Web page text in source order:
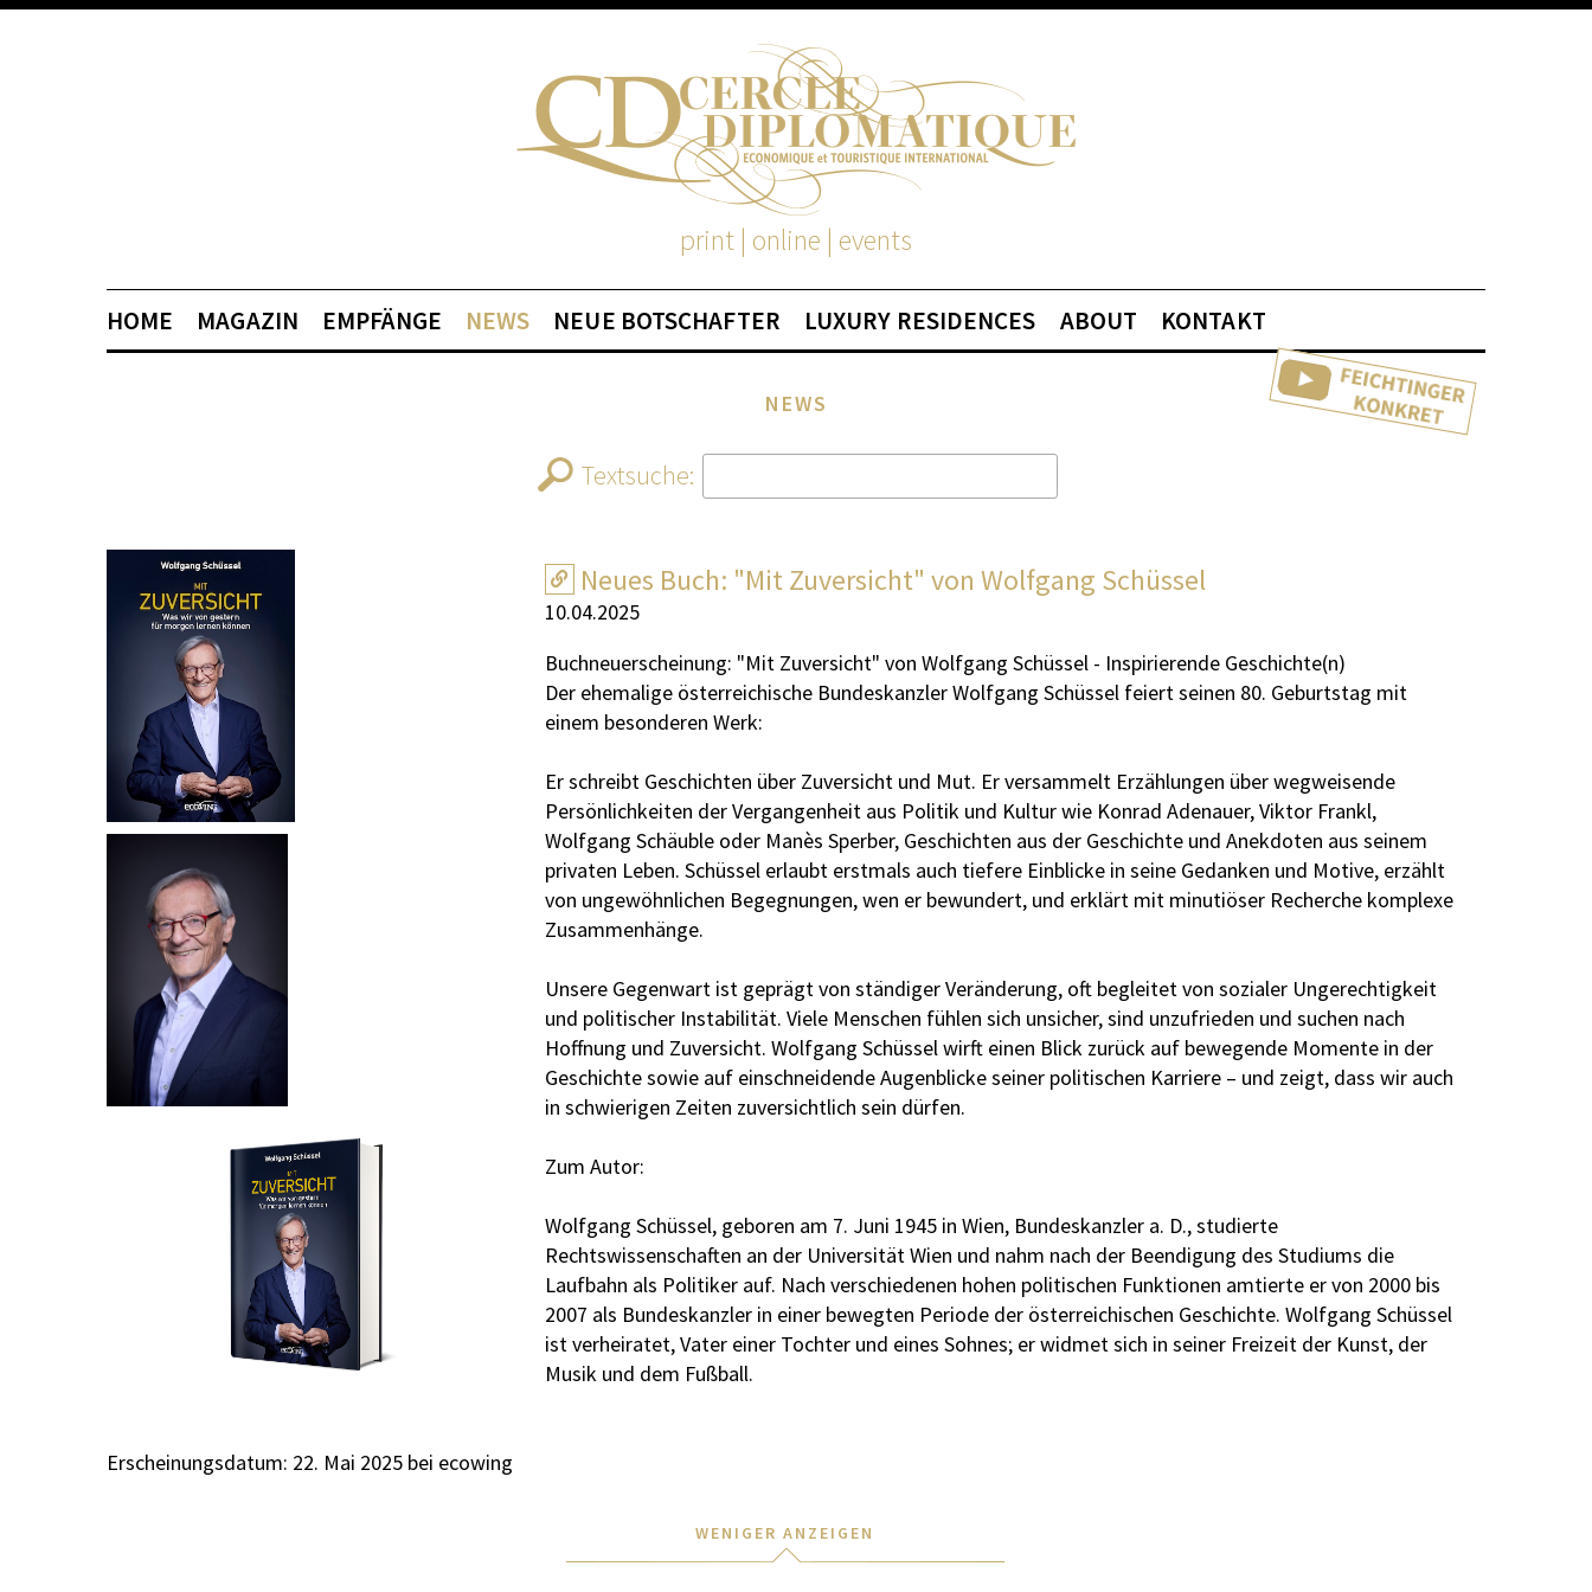
print | online | events
HOME MAGAZIN EMPFÄNGE NEWS NEUE BOTSCHAFTER LUXURY RESIDENCES ABOUT KONTAKT
NEWS
Textsuche:
Neues Buch: "Mit Zuversicht" von Wolfgang Schüssel
10.04.2025
Buchneuerscheinung: "Mit Zuversicht" von Wolfgang Schüssel - Inspirierende Geschichte(n)
Der ehemalige österreichische Bundeskanzler Wolfgang Schüssel feiert seinen 80. Geburtstag mit
einem besonderen Werk:
Er schreibt Geschichten über Zuversicht und Mut. Er versammelt Erzählungen über wegweisende
Persönlichkeiten der Vergangenheit aus Politik und Kultur wie Konrad Adenauer, Viktor Frankl,
Wolfgang Schäuble oder Manès Sperber, Geschichten aus der Geschichte und Anekdoten aus seinem
privaten Leben. Schüssel erlaubt erstmals auch tiefere Einblicke in seine Gedanken und Motive, erzählt
von ungewöhnlichen Begegnungen, wen er bewundert, und erklärt mit minutiöser Recherche komplexe
Zusammenhänge.
Unsere Gegenwart ist geprägt von ständiger Veränderung, oft begleitet von sozialer Ungerechtigkeit
und politischer Instabilität. Viele Menschen fühlen sich unsicher, sind unzufrieden und suchen nach
Hoffnung und Zuversicht. Wolfgang Schüssel wirft einen Blick zurück auf bewegende Momente in der
Geschichte sowie auf einschneidende Augenblicke seiner politischen Karriere – und zeigt, dass wir auch
in schwierigen Zeiten zuversichtlich sein dürfen.
Zum Autor:
Wolfgang Schüssel, geboren am 7. Juni 1945 in Wien, Bundeskanzler a. D., studierte
Rechtswissenschaften an der Universität Wien und nahm nach der Beendigung des Studiums die
Laufbahn als Politiker auf. Nach verschiedenen hohen politischen Funktionen amtierte er von 2000 bis
2007 als Bundeskanzler in einer bewegten Periode der österreichischen Geschichte. Wolfgang Schüssel
ist verheiratet, Vater einer Tochter und eines Sohnes; er widmet sich in seiner Freizeit der Kunst, der
Musik und dem Fußball.
Erscheinungsdatum: 22. Mai 2025 bei ecowing
WENIGER ANZEIGEN